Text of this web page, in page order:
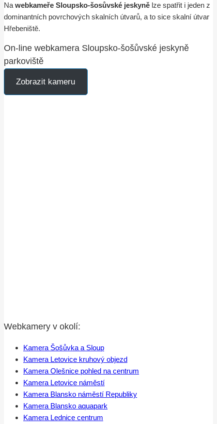
Na webkameře Sloupsko-šosůvské jeskyně lze spatřit i jeden z
dominantních povrchových skalních útvarů, a to sice skalní útvar
Hřebeniště.
On-line webkamera Sloupsko-šošůvské jeskyně
parkoviště
Zobrazit kameru
Webkamery v okolí:
Kamera Šošůvka a Sloup
Kamera Letovice kruhový objezd
Kamera Olešnice pohled na centrum
Kamera Letovice náměstí
Kamera Blansko náměstí Republiky
Kamera Blansko aquapark
Kamera Lednice centrum